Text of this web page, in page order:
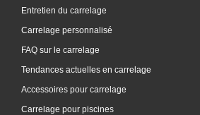
Entretien du carrelage
Carrelage personnalisé
FAQ sur le carrelage
Tendances actuelles en carrelage
Accessoires pour carrelage
Carrelage pour piscines